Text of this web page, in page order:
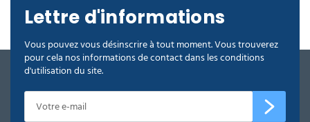
Lettre d'informations
Vous pouvez vous désinscrire à tout moment. Vous trouverez
pour cela nos informations de contact dans les conditions
d'utilisation du site.